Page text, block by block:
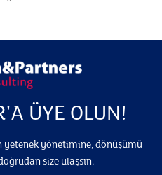
ÜYE OLUN!
yetenek yönetimine, dönüşümü
size ulaşsın.